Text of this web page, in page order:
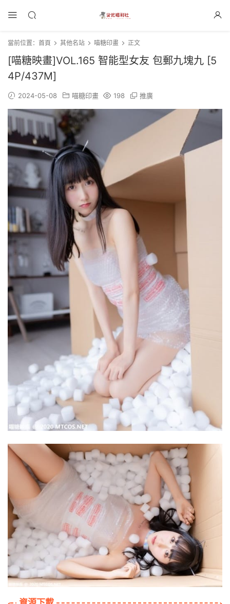
當前位置： 首頁 其他名站 喵糖印畫 正文
[喵糖映畫]VOL.165 智能型女友 包郵九塊九 [5
4P/437M]
2024-05-08 喵糖印畫 198 推廣